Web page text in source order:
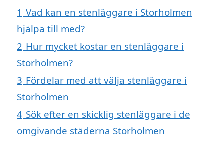
1 Vad kan en stenläggare i Storholmen
hjälpa till med?
2 Hur mycket kostar en stenläggare i
Storholmen?
3 Fördelar med att välja stenläggare i
Storholmen
4 Sök efter en skicklig stenläggare i de
omgivande städerna Storholmen